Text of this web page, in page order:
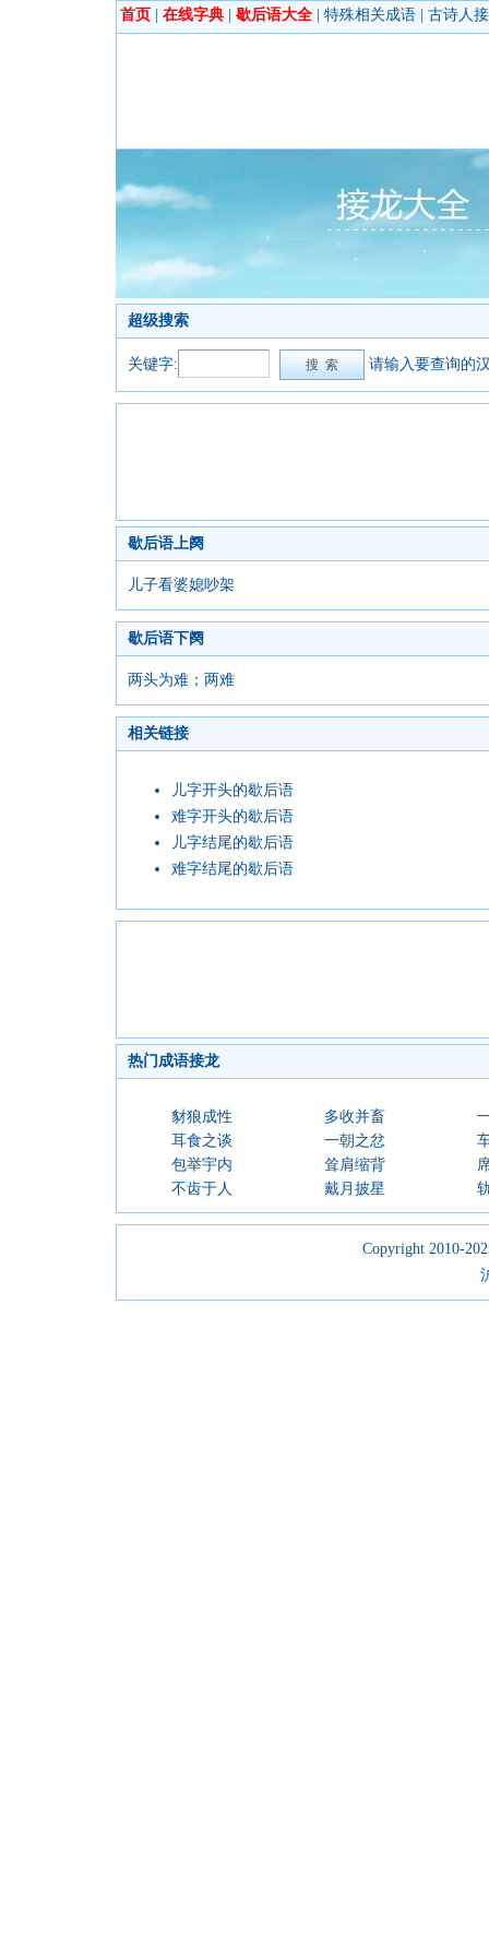
首页 在线字典 歇后语大全 特殊相关成语 古诗人
超级搜索
关键字: 请输入要查询的
歇后语上阕
儿子看婆媳吵架
歇后语下阕
两头为难；两难
相关链接
儿字开头的歇后语
难字开头的歇后语
儿字结尾的歇后语
难字结尾的歇后语
热门成语接龙
豺狼成性 多收并畜
耳食之谈
一朝之忿
包举宇内
耸肩缩背
不齿于人
戴月披星
Copyright 2010-